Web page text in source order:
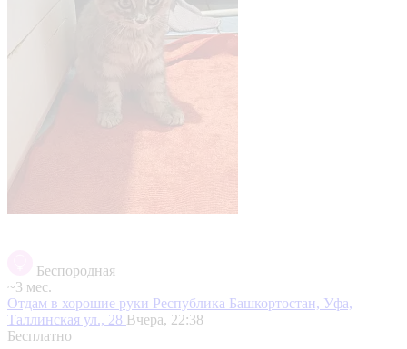
Беспородная
~3 мес.
Отдам в хорошие руки Республика Башкортостан, Уфа,
Таллинская ул., 28 Вчера, 22:38
Бесплатно